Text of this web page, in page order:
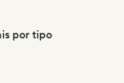
por tipo